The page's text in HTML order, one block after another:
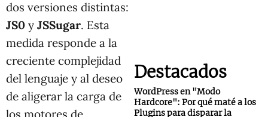
dos versiones distintas:
JS0 y JSSugar. Esta
medida responde a la
creciente complejidad
del lenguaje y al deseo
de aligerar la carga de
los motores de
Destacados
WordPress en "Modo
Hardcore": Por qué maté a los
Plugins para disparar la